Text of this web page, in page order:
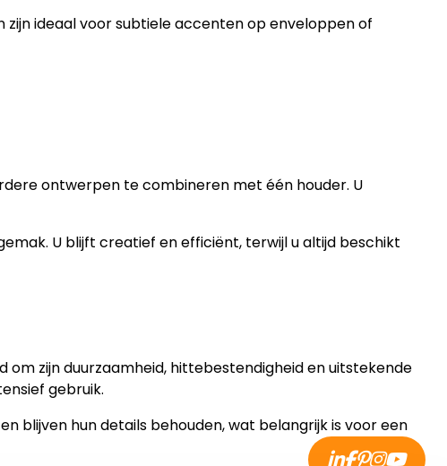
ideaal voor subtiele accenten op enveloppen of
ontwerpen te combineren met één houder. U
U blijft creatief en efficiënt, terwijl u altijd beschikt
zijn duurzaamheid, hittebestendigheid en uitstekende
gebruik.
blijven hun details behouden, wat belangrijk is voor een